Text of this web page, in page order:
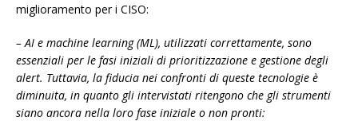
miglioramento per i CISO:
– AI e machine learning (ML), utilizzati correttamente, sono
essenziali per le fasi iniziali di prioritizzazione e gestione degli
alert. Tuttavia, la fiducia nei confronti di queste tecnologie è
diminuita, in quanto gli intervistati ritengono che gli strumenti
siano ancora nella loro fase iniziale o non pronti: